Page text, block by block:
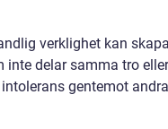
verklighet kan
inte delar samma tro eller
gentemot andra